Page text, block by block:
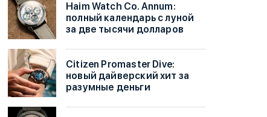
Haim Watch Co. Annum:
полный календарь с луной
за две тысячи долларов
Citizen Promaster Dive:
новый дайверский хит за
разумные деньги